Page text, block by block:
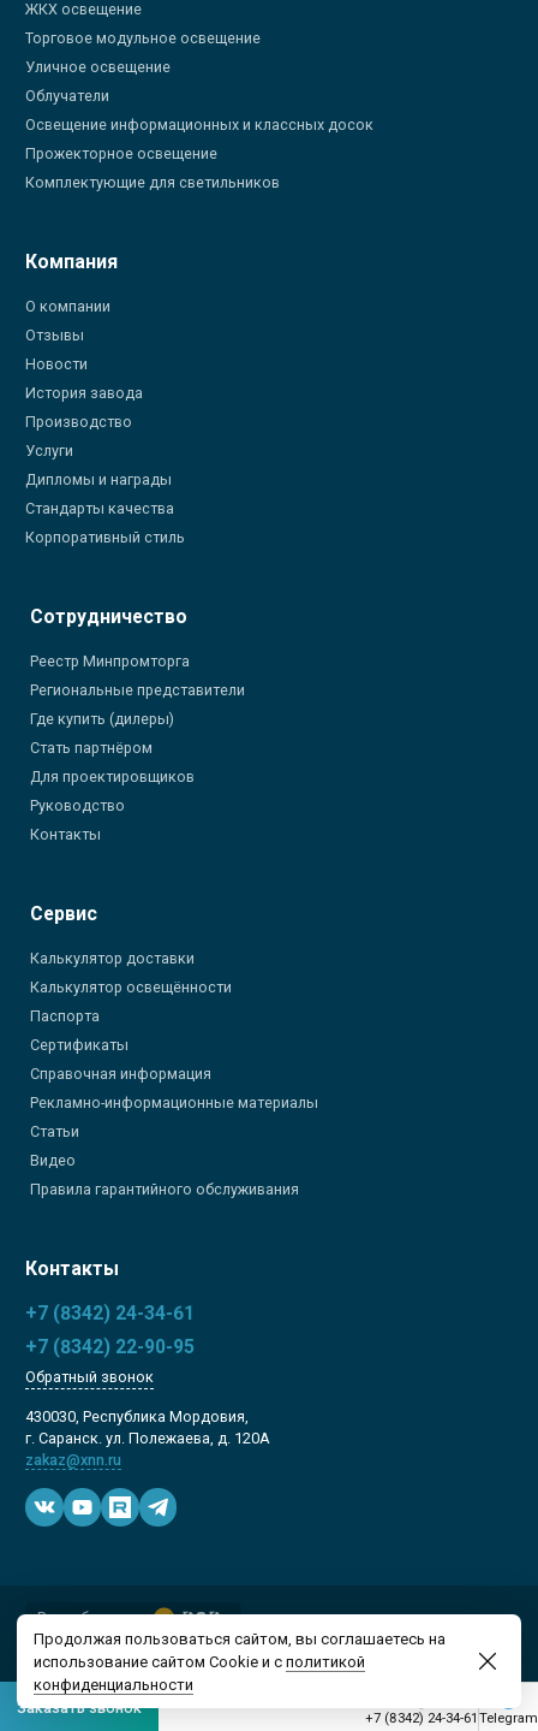
ЖКХ освещение
Торговое модульное освещение
Уличное освещение
Облучатели
Освещение информационных и классных досок
Прожекторное освещение
Комплектующие для светильников
Компания
О компании
Отзывы
Новости
История завода
Производство
Услуги
Дипломы и награды
Стандарты качества
Корпоративный стиль
Сотрудничество
Реестр Минпромторга
Региональные представители
Где купить (дилеры)
Стать партнёром
Для проектировщиков
Руководство
Контакты
Сервис
Калькулятор доставки
Калькулятор освещённости
Паспорта
Сертификаты
Справочная информация
Рекламно-информационные материалы
Статьи
Видео
Правила гарантийного обслуживания
Контакты
+7 (8342) 24-34-61
+7 (8342) 22-90-95
Обратный звонок
430030, Республика Мордовия,
г. Саранск. ул. Полежаева, д. 120А
zakaz@xnn.ru
Разработано в
ИНН 1309084872
/ Сайт не является публичной офертой. 2026г.
/ Соглашение
Продолжая пользоваться сайтом, вы соглашаетесь на
использование сайтом Cookie и с политикой
конфиденциальности
Заказать звонок
+7 (8342) 24-34-61 Telegram